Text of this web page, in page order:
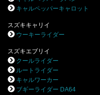
キャルペッパーキャロット
スズキキャリイ
ウーキーライダー
スズキエブリイ
クールライダー
ルートライダー
キャルワーカー
ブギーライダー DA64